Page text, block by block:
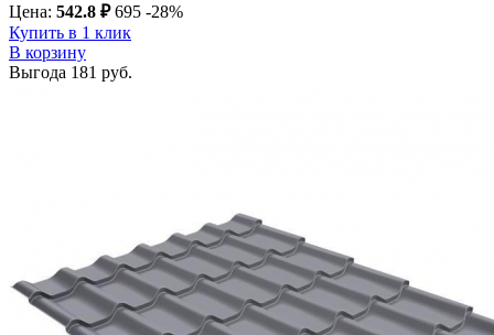
Цена: 542.8 ₽ 695 -28%
Купить в 1 клик
В корзину
Выгода 181 руб.